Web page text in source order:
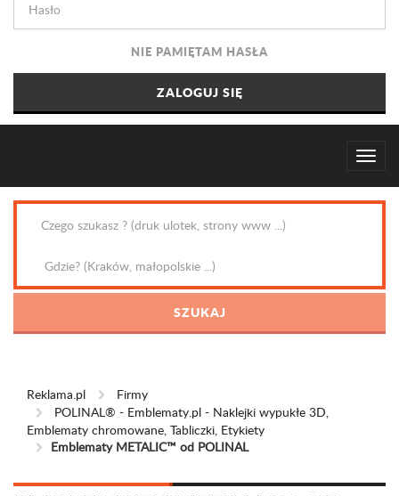
NIE PAMIĘTAM HASŁA
Reklama.pl
Firmy
POLINAL® - Emblematy.pl - Naklejki wypukłe 3D,
Emblematy chromowane, Tabliczki, Etykiety
Emblematy METALIC™ od POLINAL